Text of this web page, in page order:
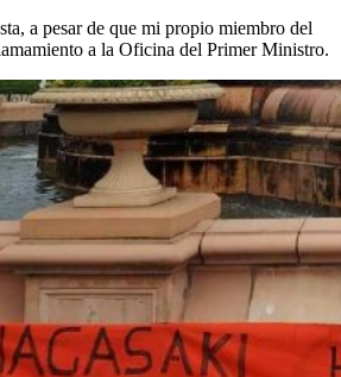
a pesar de que mi propio miembro del
a la Oficina del Primer Ministro.